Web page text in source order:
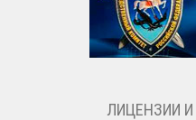
ЛИЦЕНЗИИ